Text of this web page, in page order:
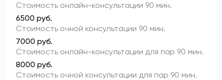
Стоимость онлайн-консультации 90 мин.
6500 руб.
Стоимость очной консультации 90 мин.
7000 руб.
Стоимость онлайн-консультации для пар 90 мин.
8000 руб.
Стоимость очной консультации для пар 90 мин.